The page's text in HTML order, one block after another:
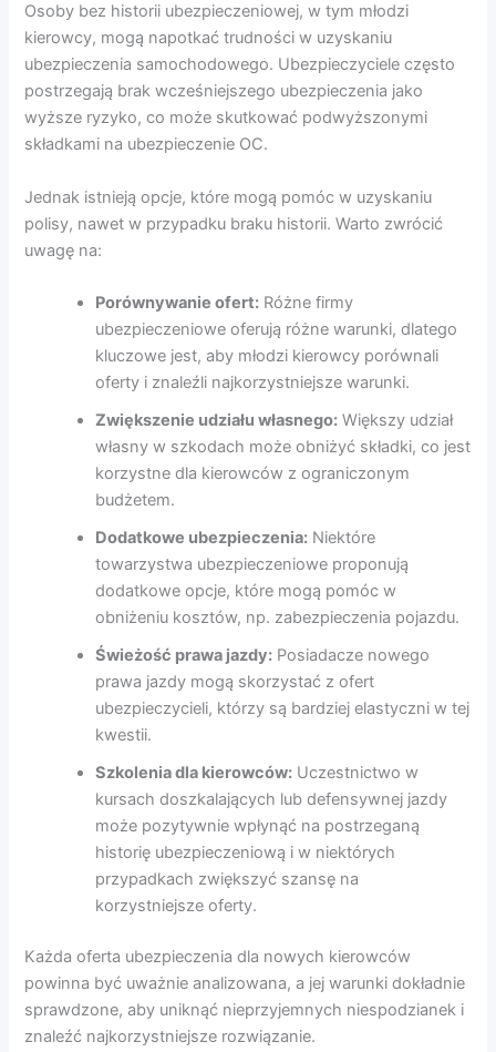
Osoby bez historii ubezpieczeniowej, w tym młodzi
kierowcy, mogą napotkać trudności w uzyskaniu
ubezpieczenia samochodowego. Ubezpieczyciele często
postrzegają brak wcześniejszego ubezpieczenia jako
wyższe ryzyko, co może skutkować podwyższonymi
składkami na ubezpieczenie OC.
Jednak istnieją opcje, które mogą pomóc w uzyskaniu
polisy, nawet w przypadku braku historii. Warto zwrócić
uwagę na:
Porównywanie ofert: Różne firmy
ubezpieczeniowe oferują różne warunki, dlatego
kluczowe jest, aby młodzi kierowcy porównali
oferty i znaleźli najkorzystniejsze warunki.
Zwiększenie udziału własnego: Większy udział
własny w szkodach może obniżyć składki, co jest
korzystne dla kierowców z ograniczonym
budżetem.
Dodatkowe ubezpieczenia: Niektóre
towarzystwa ubezpieczeniowe proponują
dodatkowe opcje, które mogą pomóc w
obniżeniu kosztów, np. zabezpieczenia pojazdu.
Świeżość prawa jazdy: Posiadacze nowego
prawa jazdy mogą skorzystać z ofert
ubezpieczycieli, którzy są bardziej elastyczni w tej
kwestii.
Szkolenia dla kierowców: Uczestnictwo w
kursach doszkalających lub defensywnej jazdy
może pozytywnie wpłynąć na postrzeganą
historię ubezpieczeniową i w niektórych
przypadkach zwiększyć szansę na
korzystniejsze oferty.
Każda oferta ubezpieczenia dla nowych kierowców
powinna być uważnie analizowana, a jej warunki dokładnie
sprawdzone, aby uniknąć nieprzyjemnych niespodzianek i
znaleźć najkorzystniejsze rozwiązanie.